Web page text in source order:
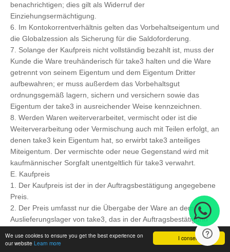
I consent
We use cookies to ensure you get the best experience on
our website Learn more
benachrichtigen; dies gilt als Widerruf der
Einziehungsermächtigung.
6. Im Kontokorrentverhältnis gelten das Vorbehaltseigentum und
die Globalzession als Sicherung für die Saldoforderung.
7. Solange der Kaufpreis nicht vollständig bezahlt ist, muss der
Kunde die Ware treuhänderisch für take3 halten und die Ware
getrennt von seinem Eigentum und dem Eigentum Dritter
aufbewahren; er muss außerdem das Vorbehaltsgut
ordnungsgemäß lagern, sichern und versichern sowie das
Eigentum der take3 in ausreichender Weise kennzeichnen.
8. Werden Waren weiterverarbeitet, vermischt oder ist die
Weiterverarbeitung oder Vermischung auch mit Teilen erfolgt, an
denen take3 kein Eigentum hat, so erwirbt take3 anteiliges
Miteigentum. Der vermischte oder neue Gegenstand wird mit
kaufmännischer Sorgfalt unentgeltlich für take3 verwahrt.
E. Kaufpreis
1. Der Kaufpreis ist der in der Auftragsbestätigung angegebene
Preis.
2. Der Preis umfasst nur die Übergabe der Ware an dem
Auslieferungslager von take3, das in der Auftragsbestätigung
angegeben ist. Erbeinhaltet nicht die Verpackung, Versicherung,
Transportkosten, Einfuhrzoll, Konsulatsgebühren und